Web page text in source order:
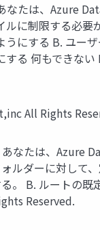
なたは、Azure
ルに制限する必要
うにする B. ユー
する 何もできな
All Rights
なたは、Azure
ルダーに対して
。 B. ルートの既
Reserved.